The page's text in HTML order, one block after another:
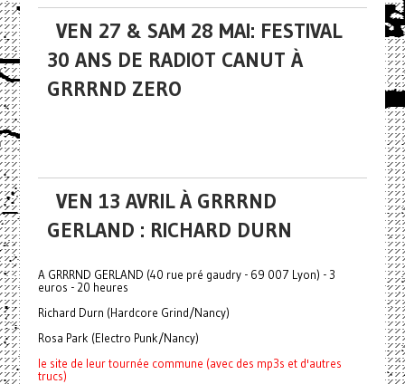
VEN 27 & SAM 28 MAI: FESTIVAL
30 ANS DE RADIOT CANUT À
GRRRND ZERO
VEN 13 AVRIL À GRRRND
GERLAND : RICHARD DURN
A GRRRND GERLAND (40 rue pré gaudry - 69 007 Lyon) - 3
euros - 20 heures
Richard Durn (Hardcore Grind/Nancy)
Rosa Park (Electro Punk/Nancy)
le site de leur tournée commune (avec des mp3s et d'autres
trucs)